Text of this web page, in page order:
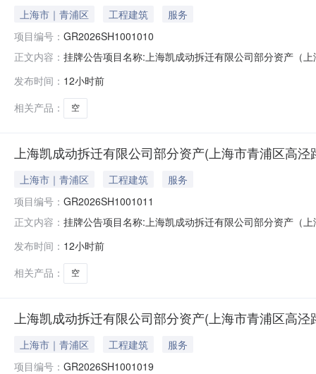
上海市｜青浦区 工程建筑
服务
项目编号： GR2026SH1001010
正文内容： 挂牌公告项目名称:上海凯成动拆迁有限公司部分资产（
电话:16628727766交易机构:业务联系人:无nbsp联系电
发布时间： 12小时前
相关产品：
空
上海凯成动拆迁有限公司部分资产(上海市青浦区高
上海市｜青浦区 工程建筑
服务
项目编号： GR2026SH1001011
正文内容： 挂牌公告项目名称:上海凯成动拆迁有限公司部分资产（
电话:16628727766交易机构:业务联系人:无nbsp联系电
发布时间： 12小时前
相关产品：
空
上海凯成动拆迁有限公司部分资产(上海市青浦区高
上海市｜青浦区 工程建筑
服务
项目编号： GR2026SH1001019